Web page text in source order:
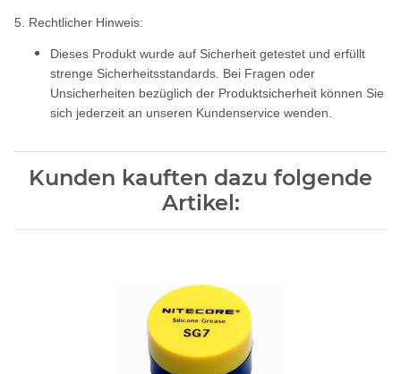
5. Rechtlicher Hinweis:
Dieses Produkt wurde auf Sicherheit getestet und erfüllt
strenge Sicherheitsstandards. Bei Fragen oder
Unsicherheiten bezüglich der Produktsicherheit können Sie
sich jederzeit an unseren Kundenservice wenden.
Kunden kauften dazu folgende
Artikel: